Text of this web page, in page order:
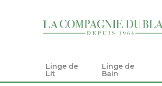
Linge de
Lit
Linge de
Bain